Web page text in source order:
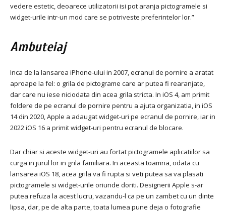
vedere estetic, deoarece utilizatorii isi pot aranja pictogramele si
widget-urile intr-un mod care se potriveste preferintelor lor.”
Ambuteiaj
Inca de la lansarea iPhone-ului in 2007, ecranul de pornire a aratat
aproape la fel: o grila de pictograme care ar putea fi rearanjate,
dar care nu iese niciodata din acea grila stricta. In iOS 4, am primit
foldere de pe ecranul de pornire pentru a ajuta organizatia, in iOS
14 din 2020, Apple a adaugat widget-uri pe ecranul de pornire, iar in
2022 iOS 16 a primit widget-uri pentru ecranul de blocare.
Dar chiar si aceste widget-uri au fortat pictogramele aplicatiilor sa
curga in jurul lor in grila familiara. In aceasta toamna, odata cu
lansarea iOS 18, acea grila va fi rupta si veti putea sa va plasati
pictogramele si widget-urile oriunde doriti. Designerii Apple s-ar
putea refuza la acest lucru, vazandu-l ca pe un zambet cu un dinte
lipsa, dar, pe de alta parte, toata lumea pune deja o fotografie